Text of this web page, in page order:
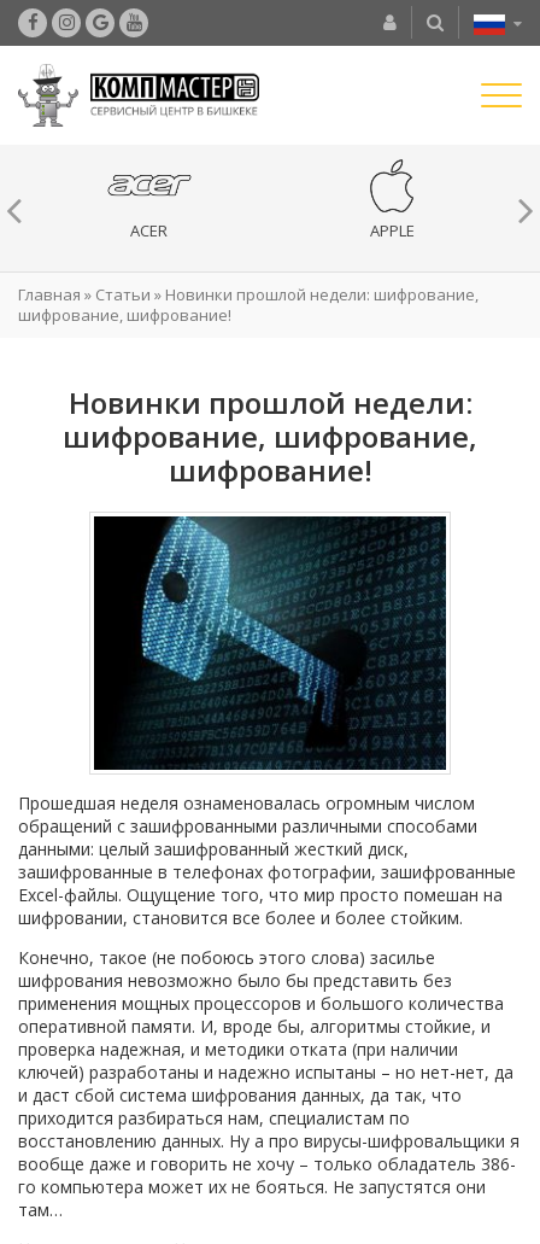
ACER APPLE
Главная » Статьи » Новинки прошлой недели: шифрование,
шифрование, шифрование!
Новинки прошлой недели:
шифрование, шифрование,
шифрование!
Прошедшая неделя ознаменовалась огромным числом
обращений с зашифрованными различными способами
данными: целый зашифрованный жесткий диск,
зашифрованные в телефонах фотографии, зашифрованные
Excel-файлы. Ощущение того, что мир просто помешан на
шифровании, становится все более и более стойким.
Конечно, такое (не побоюсь этого слова) засилье
шифрования невозможно было бы представить без
применения мощных процессоров и большого количества
оперативной памяти. И, вроде бы, алгоритмы стойкие, и
проверка надежная, и методики отката (при наличии
ключей) разработаны и надежно испытаны – но нет-нет, да
и даст сбой система шифрования данных, да так, что
приходится разбираться нам, специалистам по
восстановлению данных. Ну а про вирусы-шифровальщики я
вообще даже и говорить не хочу – только обладатель 386-
го компьютера может их не бояться. Не запустятся они
там…